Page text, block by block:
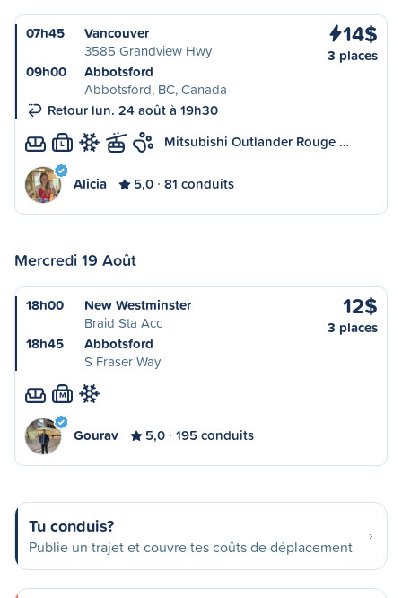
07h45
Vancouver
3585 Grandview Hwy
09h00
Abbotsford
Abbotsford, BC, Canada
Retour lun. 24 août à 19h30
14$
3 places
L Mitsubishi Outlander Rouge …
Alicia 5,0 81 conduits
Mercredi 19 Août
18h00
New Westminster
Braid Sta Acc
18h45
Abbotsford
S Fraser Way
12$
3 places
M
Gourav 5,0 195 conduits
Tu conduis?
Publie un trajet et couvre tes coûts de déplacement